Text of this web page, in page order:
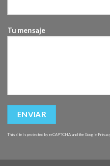
Tu mensaje
This site is protected by reCAPTCHA and the Google